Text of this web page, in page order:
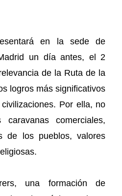
en la sede de
un día antes, el 2
de la Ruta de la
logros más significativos
Por ella, no
comerciales,
de los pueblos, valores
una formación de